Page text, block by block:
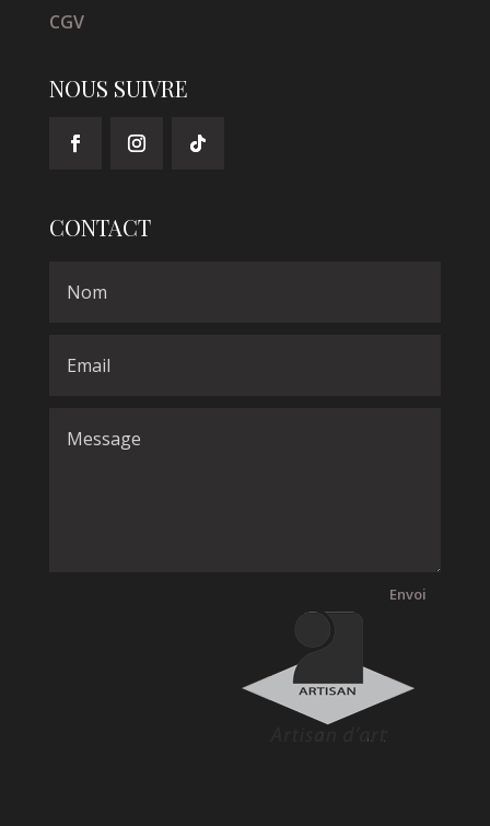
CGV
NOUS SUIVRE
CONTACT
Envoi